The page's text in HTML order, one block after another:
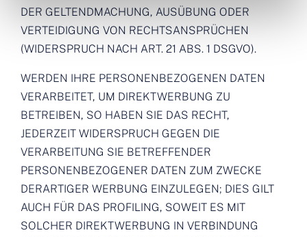
DER GELTENDMACHUNG, AUSÜBUNG ODER
VERTEIDIGUNG VON RECHTSANSPRÜCHEN
(WIDERSPRUCH NACH ART. 21 ABS. 1 DSGVO).
WERDEN IHRE PERSONENBEZOGENEN DATEN
VERARBEITET, UM DIREKTWERBUNG ZU
BETREIBEN, SO HABEN SIE DAS RECHT,
JEDERZEIT WIDERSPRUCH GEGEN DIE
VERARBEITUNG SIE BETREFFENDER
PERSONENBEZOGENER DATEN ZUM ZWECKE
DERARTIGER WERBUNG EINZULEGEN; DIES GILT
AUCH FÜR DAS PROFILING, SOWEIT ES MIT
SOLCHER DIREKTWERBUNG IN VERBINDUNG